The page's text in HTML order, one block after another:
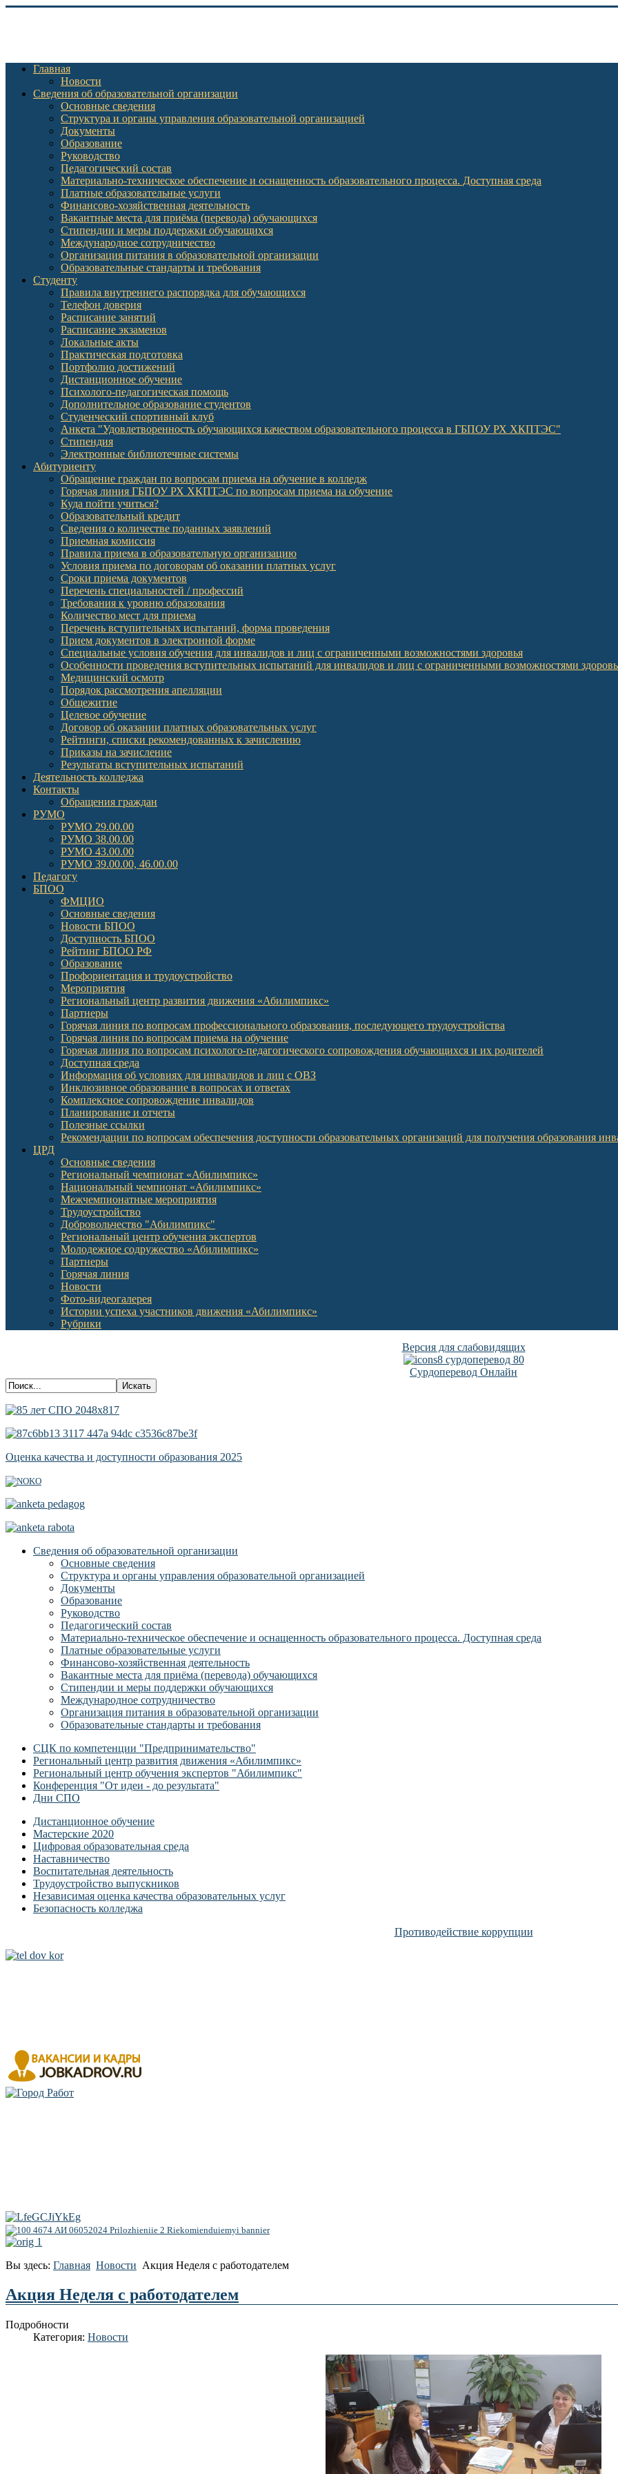
Главная
Новости
Сведения об образовательной организации
Основные сведения
Структура и органы управления образовательной организацией
Документы
Образование
Руководство
Педагогический состав
Материально-техническое обеспечение и оснащенность образовательного процесса. Доступная среда
Платные образовательные услуги
Финансово-хозяйственная деятельность
Вакантные места для приёма (перевода) обучающихся
Стипендии и меры поддержки обучающихся
Международное сотрудничество
Организация питания в образовательной организации
Образовательные стандарты и требования
Студенту
Правила внутреннего распорядка для обучающихся
Телефон доверия
Расписание занятий
Расписание экзаменов
Локальные акты
Практическая подготовка
Портфолио достижений
Дистанционное обучение
Психолого-педагогическая помощь
Дополнительное образование студентов
Студенческий спортивный клуб
Анкета "Удовлетворенность обучающихся качеством образовательного процесса в ГБПОУ РХ ХКПТЭС"
Стипендия
Электронные библиотечные системы
Абитуриенту
Обращение граждан по вопросам приема на обучение в колледж
Горячая линия ГБПОУ РХ ХКПТЭС по вопросам приема на обучение
Куда пойти учиться?
Образовательный кредит
Сведения о количестве поданных заявлений
Приемная комиссия
Правила приема в образовательную организацию
Условия приема по договорам об оказании платных услуг
Сроки приема документов
Перечень специальностей / профессий
Требования к уровню образования
Количество мест для приема
Перечень вступительных испытаний, форма проведения
Прием документов в электронной форме
Специальные условия обучения для инвалидов и лиц с ограниченными возможностями здоровья
Особенности проведения вступительных испытаний для инвалидов и лиц с ограниченными возможностями
Медицинский осмотр
Порядок рассмотрения апелляции
Общежитие
Целевое обучение
Договор об оказании платных образовательных услуг
Рейтинги, списки рекомендованных к зачислению
Приказы на зачисление
Результаты вступительных испытаний
Деятельность колледжа
Контакты
Обращения граждан
РУМО
РУМО 29.00.00
РУМО 38.00.00
РУМО 43.00.00
РУМО 39.00.00, 46.00.00
Педагогу
БПОО
ФМЦИО
Основные сведения
Новости БПОО
Доступность БПОО
Рейтинг БПОО РФ
Образование
Профориентация и трудоустройство
Мероприятия
Региональный центр развития движения «Абилимпикс»
Партнеры
Горячая линия по вопросам профессионального образования, последующего трудоустройства
Горячая линия по вопросам приема на обучение
Горячая линия по вопросам психолого-педагогического сопровождения обучающихся и их родителей
Доступная среда
Информация об условиях для инвалидов и лиц с ОВЗ
Инклюзивное образование в вопросах и ответах
Комплексное сопровождение инвалидов
Планирование и отчеты
Полезные ссылки
Рекомендации по вопросам обеспечения доступности образовательных организаций для получения образования
ЦРД
Основные сведения
Региональный чемпионат «Абилимпикс»
Национальный чемпионат «Абилимпикс»
Межчемпионатные мероприятия
Трудоустройство
Добровольчество "Абилимпикс"
Региональный центр обучения экспертов
Молодежное содружество «Абилимпикс»
Партнеры
Горячая линия
Новости
Фото-видеогалерея
Истории успеха участников движения «Абилимпикс»
Рубрики
Версия для слабовидящих
Сурдоперевод Онлайн
Оценка качества и доступности образования 2025
Сведения об образовательной организации
Основные сведения
Структура и органы управления образовательной организацией
Документы
Образование
Руководство
Педагогический состав
Материально-техническое обеспечение и оснащенность образовательного процесса. Доступная среда
Платные образовательные услуги
Финансово-хозяйственная деятельность
Вакантные места для приёма (перевода) обучающихся
Стипендии и меры поддержки обучающихся
Международное сотрудничество
Организация питания в образовательной организации
Образовательные стандарты и требования
СЦК по компетенции "Предпринимательство"
Региональный центр развития движения «Абилимпикс»
Региональный центр обучения экспертов "Абилимпикс"
Конференция "От идеи - до результата"
Дни СПО
Дистанционное обучение
Мастерские 2020
Цифровая образовательная среда
Наставничество
Воспитательная деятельность
Трудоустройство выпускников
Независимая оценка качества образовательных услуг
Безопасность колледжа
Противодействие коррупции
Вы здесь: Главная Новости Акция Неделя с работодателем
Акция Неделя с работодателем
Подробности
Категория: Новости